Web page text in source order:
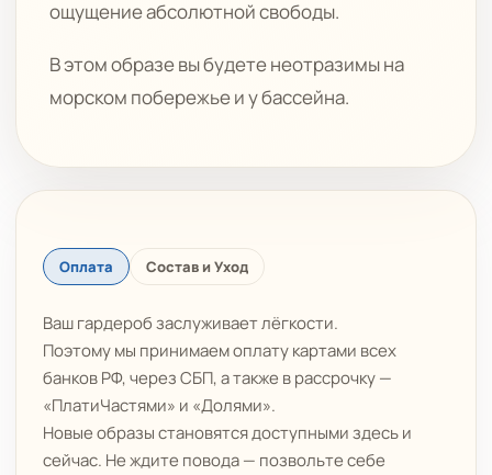
ощущение абсолютной свободы.
В этом образе вы будете неотразимы на
морском побережье и у бассейна.
Оплата Состав и Уход
Ваш гардероб заслуживает лёгкости.
Поэтому мы принимаем оплату картами всех
банков РФ, через СБП, а также в рассрочку —
«ПлатиЧастями» и «Долями».
Новые образы становятся доступными здесь и
сейчас. Не ждите повода — позвольте себе